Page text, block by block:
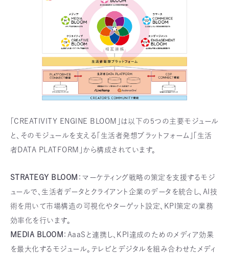
「CREATIVITY ENGINE BLOOM」は以下の5つの主要モジュール
と、そのモジュールを支える「生活者発想プラットフォーム」「生活
者DATA PLATFORM」から構成されています。
STRATEGY BLOOM ：マーケティング戦略の策定を支援するモジ
ュールで、生活者データとクライアント企業のデータを統合し、AI技
術を用いて市場構造の可視化やターゲット設定、KPI策定の業務
効率化を行います。
MEDIA BLOOM ：AaaSと連携し、KPI達成のためのメディア効果
を最大化するモジュール。テレビとデジタルを組み合わせたメディ